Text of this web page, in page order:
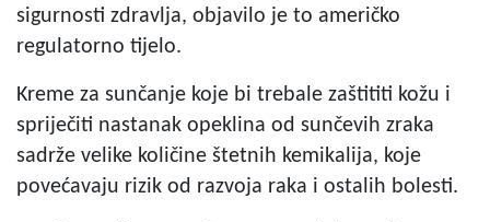
sigurnosti zdravlja, objavilo je to američko
regulatorno tijelo.
Kreme za sunčanje koje bi trebale zaštititi kožu i
spriječiti nastanak opeklina od sunčevih zraka
sadrže velike količine štetnih kemikalija, koje
povećavaju rizik od razvoja raka i ostalih bolesti.